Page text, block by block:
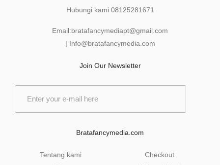
Hubungi kami 08125281671
Email:bratafancymediapt@gmail.com
| Info@bratafancymedia.com
Join Our Newsletter
Bratafancymedia.com
Tentang kami
Checkout